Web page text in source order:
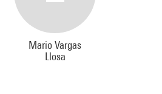
Mario Vargas
Llosa